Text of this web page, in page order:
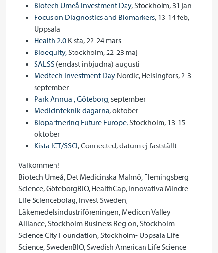
Biotech Umeå Investment Day, Stockholm, 31 jan
Focus on Diagnostics and Biomarkers, 13-14 feb,
Uppsala
Health 2.0 Kista, 22-24 mars
Bioequity,Stockholm, 22-23 maj
SALSS (endast inbjudna) augusti
Medtech Investment Day Nordic, Helsingfors, 2-3
september
Park Annual, Göteborg, september
Medicinteknik dagarna, oktober
Biopartnering Future Europe,Stockholm, 13-15
oktober
Kista ICT/SSCI, Connected, datum ej fastställt
Välkommen!
Biotech Umeå, Det Medicinska Malmö, Flemingsberg
Science, GöteborgBIO, HealthCap, Innovativa Mindre
Life Sciencebolag, Invest Sweden,
Läkemedelsindustriföreningen, Medicon Valley
Alliance, Stockholm Business Region, Stockholm
Science City Foundation, Stockholm- Uppsala Life
Science, SwedenBIO, Swedish American Life Science